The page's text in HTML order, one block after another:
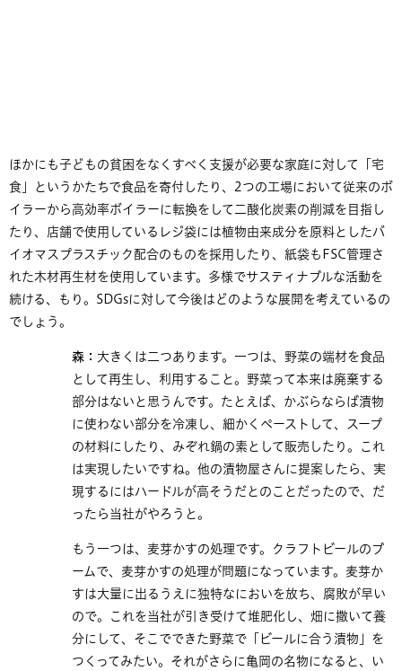
ほかにも子どもの貧困をなくすべく支援が必要な家庭に対して「宅
食」というかたちで食品を寄付したり、2つの工場において従来のボ
イラーから高効率ボイラーに転換をして二酸化炭素の削減を目指し
たり、店舗で使用しているレジ袋には植物由来成分を原料としたバ
イオマスプラスチック配合のものを採用したり、紙袋もFSC管理さ
れた木材再生材を使用しています。多様でサスティナブルな活動を
続ける、もり。SDGsに対して今後はどのような展開を考えているの
でしょう。
森： 大きくは二つあります。一つは、野菜の端材を食品
として再生し、利用すること。野菜って本来は廃棄する
部分はないと思うんです。たとえば、かぶらならば漬物
に使わない部分を冷凍し、細かくペーストして、スープ
の材料にしたり、みぞれ鍋の素として販売したり。これ
は実現したいですね。他の漬物屋さんに提案したら、実
現するにはハードルが高そうだとのことだったので、だ
ったら当社がやろうと。
もう一つは、麦芽かすの処理です。クラフトビールのブ
ームで、麦芽かすの処理が問題になっています。麦芽か
すは大量に出るうえに独特なにおいを放ち、腐敗が早い
ので。これを当社が引き受けて堆肥化し、畑に撒いて養
分にして、そこでできた野菜で「ビールに合う漬物」を
つくってみたい。それがさらに亀岡の名物になると、い